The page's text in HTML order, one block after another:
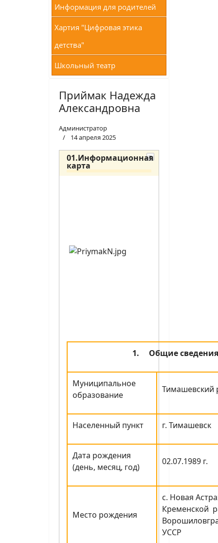
Информация для родителей
Хартия "Цифровая этика
детства"
Школьный театр
Приймак Надежда
Александровна
Администратор
14 апреля 2025
01.Информационная
карта
1. Общие сведения
Муниципальное
образование
Тимашевский
Населенный пункт г. Тимашевск
Дата рождения
(день, месяц, год)
02.07.1989 г.
Место рождения
с. Новая
Кременской
УССР